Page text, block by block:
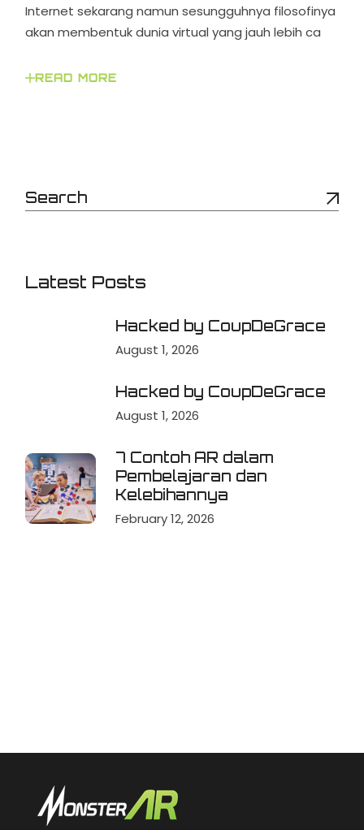
Internet sekarang namun sesungguhnya filosofinya
akan membentuk dunia virtual yang jauh lebih ca
READ MORE
Latest Posts
Hacked by CoupDeGrace
August 1, 2026
Hacked by CoupDeGrace
August 1, 2026
7 Contoh AR dalam
Pembelajaran dan
Kelebihannya
February 12, 2026